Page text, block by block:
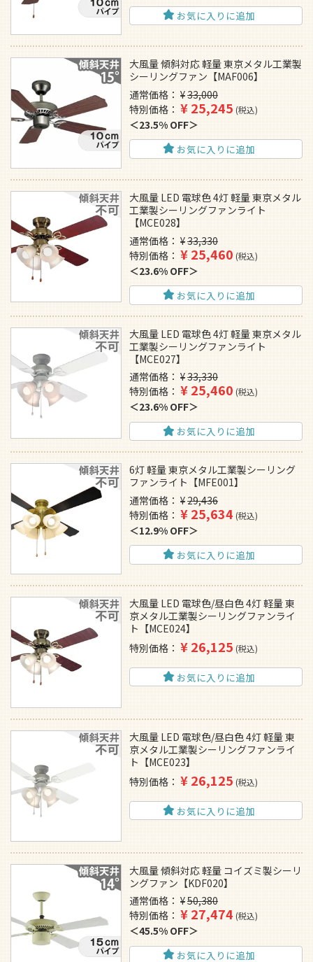
お気に入りに追加
大風量 傾斜対応 軽量 東京メタル工業製
シーリングファン【MAF006】
通常価格
¥33,000
特別価格
¥25,245 税込
23.5% OFF
お気に入りに追加
大風量 LED 電球色 4灯 軽量 東京メタル
工業製シーリングファンライト
【MCE028】
通常価格
¥33,330
特別価格
¥25,460 税込
23.6% OFF
お気に入りに追加
大風量 LED 電球色 4灯 軽量 東京メタル
工業製シーリングファンライト
【MCE027】
通常価格
¥33,330
特別価格
¥25,460 税込
23.6% OFF
お気に入りに追加
6灯 軽量 東京メタル工業製シーリング
ファンライト【MFE001】
通常価格
¥29,436
特別価格
¥25,634 税込
12.9% OFF
お気に入りに追加
大風量 LED 電球色/昼白色 4灯 軽量 東
京メタル工業製シーリングファンライ
ト【MCE024】
特別価格
¥26,125 税込
お気に入りに追加
大風量 LED 電球色/昼白色 4灯 軽量 東
京メタル工業製シーリングファンライ
ト【MCE023】
特別価格
¥26,125 税込
お気に入りに追加
大風量 傾斜対応 軽量 コイズミ製シーリ
ングファン【KDF020】
通常価格
¥50,380
特別価格
¥27,474 税込
45.5% OFF
お気に入りに追加